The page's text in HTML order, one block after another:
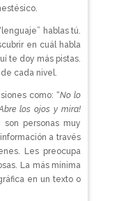
hablas tú.
en cuál habla
te doy más pistas.
cada nivel.
como: “No lo
los ojos y mira!
son personas muy
a través
Les preocupa
La más mínima
en un texto o